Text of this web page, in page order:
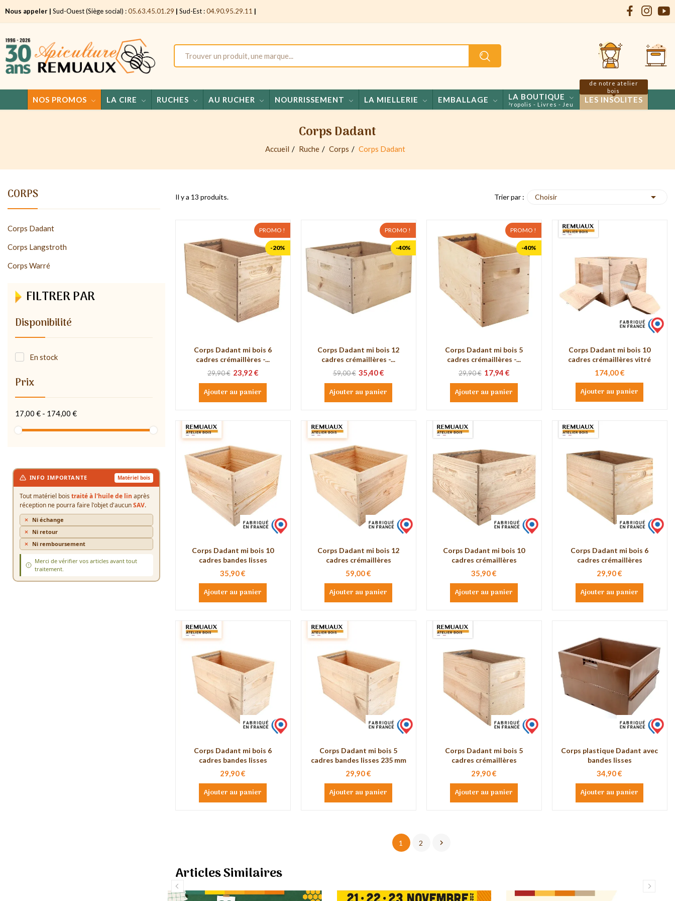
Nous appeler | Sud-Ouest (Siège social) :05.63.45.01.29 | Sud-Est :04.90.95.29.11 |
NOS PROMOS LA CIRE RUCHES AU RUCHER NOURRISSEMENT LA MIELLERIE EMBALLAGE LA BOUTIQUE
Miels - Confiseries - Propolis - Livres - Jeux
LES INSOLITES
de notre atelier
bois
Corps Dadant
Accueil Ruche Corps Corps Dadant
CORPS
Corps Dadant
Corps Langstroth
Corps Warré
FILTRER PAR
Disponibilité
En stock
Prix
17,00 € - 174,00 €
INFO IMPORTANTE Matériel bois
Tout matériel bois traité à l'huile de lin après
réception ne pourra faire l'objet d'aucunSAV.
Ni échange
Ni retour
Ni remboursement
Merci de vérifier vos articles avant tout
traitement.
Il y a 13 produits. Trier par : Choisir 
PROMO !
-20%
Corps Dadant mi bois 6
cadres crémaillères -...
29,90 € 23,92 €
Ajouter au panier
PROMO !
-40%
Corps Dadant mi bois 12
cadres crémaillères -...
59,00 € 35,40 €
Ajouter au panier
PROMO !
-40%
Corps Dadant mi bois 5
cadres crémaillères -...
29,90 € 17,94 €
Ajouter au panier
Corps Dadant mi bois 10
cadres crémaillères vitré
174,00 €
Ajouter au panier
Corps Dadant mi bois 10
cadres bandes lisses
35,90 €
Ajouter au panier
Corps Dadant mi bois 12
cadres crémaillères
59,00 €
Ajouter au panier
Corps Dadant mi bois 10
cadres crémaillères
35,90 €
Ajouter au panier
Corps Dadant mi bois 6
cadres crémaillères
29,90 €
Ajouter au panier
Corps Dadant mi bois 6
cadres bandes lisses
29,90 €
Ajouter au panier
Corps Dadant mi bois 5
cadres bandes lisses 235 mm
29,90 €
Ajouter au panier
Corps Dadant mi bois 5
cadres crémaillères
29,90 €
Ajouter au panier
Corps plastique Dadant avec
bandes lisses
34,90 €
Ajouter au panier
1 2 
Articles Similaires